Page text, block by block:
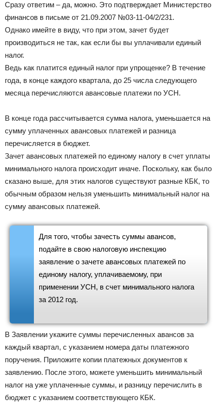
Сразу ответим – да, можно. Это подтверждает Министерство
финансов в письме от 21.09.2007 №03-11-04/2/231.
Однако имейте в виду, что при этом, зачет будет
производиться не так, как если бы вы уплачивали единый
налог.
Ведь как платится единый налог при упрощенке? В течение
года, в конце каждого квартала, до 25 числа следующего
месяца перечисляются авансовые платежи по УСН.
В конце года рассчитывается сумма налога, уменьшается на
сумму уплаченных авансовых платежей и разница
перечисляется в бюджет.
Зачет авансовых платежей по единому налогу в счет уплаты
минимального налога происходит иначе. Поскольку, как было
сказано выше, для этих налогов существуют разные КБК, то
обычным образом нельзя уменьшить минимальный налог на
сумму авансовых платежей.
Для того, чтобы зачесть суммы авансов,
подайте в свою налоговую инспекцию
заявление о зачете авансовых платежей по
единому налогу, уплачиваемому, при
применении УСН, в счет минимального налога
за 2012 год.
В Заявлении укажите суммы перечисленных авансов за
каждый квартал, с указанием номера даты платежного
поручения. Приложите копии платежных документов к
заявлению. После этого, можете уменьшить минимальный
налог на уже уплаченные суммы, и разницу перечислить в
бюджет с указанием соответствующего КБК.